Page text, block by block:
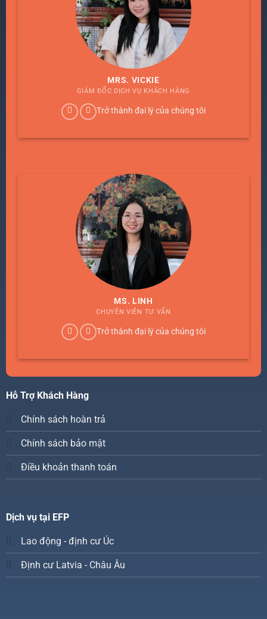
MRS. VICKIE
GIÁM ĐỐC DỊCH VỤ KHÁCH HÀNG
Trở thành đại lý của chúng tôi
MS. LINH
CHUYÊN VIÊN TƯ VẤN
Trở thành đại lý của chúng tôi
Hỗ Trợ Khách Hàng
Chính sách hoàn trả
Chính sách bảo mật
Điều khoản thanh toán
Dịch vụ tại EFP
Lao động - định cư Úc
Định cư Latvia - Châu Âu